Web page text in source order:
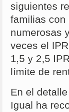
siguientes
familias con
numerosas
veces el
1,5 y 2,5
límite de
En el
Igual ha